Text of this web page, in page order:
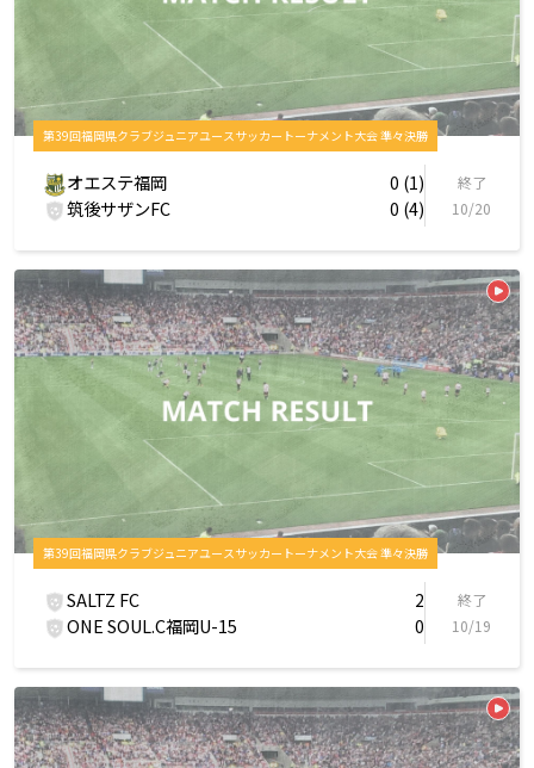
第39回福岡県クラブジュニアユースサッカートーナメント大会 準々決勝
オエステ福岡 0 (1)
筑後サザンFC 0 (4)
終了
10/20
第39回福岡県クラブジュニアユースサッカートーナメント大会 準々決勝
SALTZ FC 2
ONE SOUL.C福岡U-15 0
終了
10/19